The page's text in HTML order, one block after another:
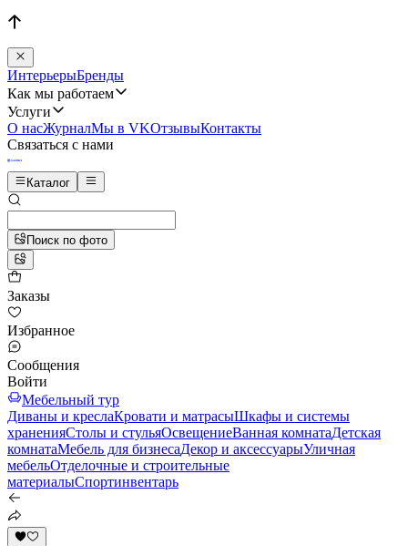
ИнтерьерыБренды
Как мы работаем
Услуги
О насЖурналМы в VKОтзывыКонтакты
Связаться с нами
Каталог
Поиск по фото
Заказы
Избранное
Сообщения
Войти
Мебельный тур
Диваны и креслаКровати и матрасыШкафы и системы
храненияСтолы и стульяОсвещениеВанная комнатаДетская
комнатаМебель для бизнесаДекор и аксессуарыУличная
мебельОтделочные и строительные
материалыСпортинвентарь